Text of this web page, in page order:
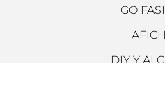
GO
DIY Y